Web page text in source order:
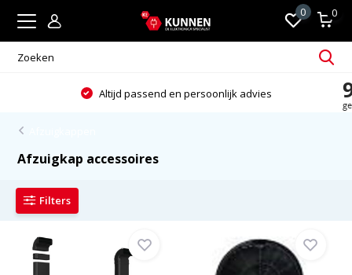
0 0
Altijd passend en persoonlijk advies
Afzuigkap accessoires
Filters